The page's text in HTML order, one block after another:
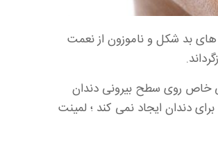
های بد شکل و ناموزون از نعمت
خاص روی سطح بیرونی دندان
دندان ایجاد نمی کند ؛ لمینت